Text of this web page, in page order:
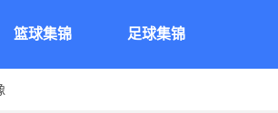
篮球集锦 足球集锦